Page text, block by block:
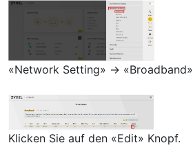
«Network Setting» → «Broadband»
Klicken Sie auf den «Edit» Knopf.